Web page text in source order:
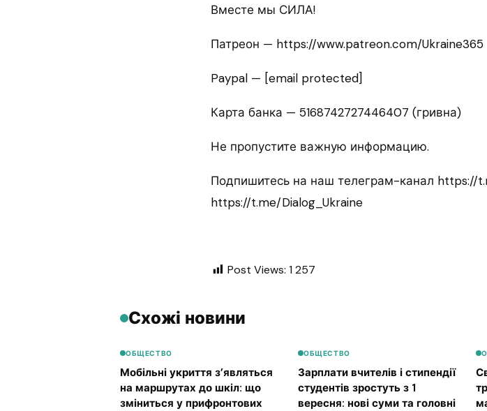
Вместе мы СИЛА!
Патреон — https://www.patreon.com/Ukraine365
Paypal — [email protected]
Карта банка — 5168742727446407 (гривна)
Не пропустите важную информацию.
Подпишитесь на наш телеграм-канал https://
https://t.me/Dialog_Ukraine
Post Views: 1 257
Схожі новини
ОБЩЕСТВО
Мобільні укриття з’являться
на маршрутах до шкіл: що
зміниться у прифронтових
ОБЩЕСТВО
Зарплати вчителів і стипендії
студентів зростуть з 1
вересня: нові суми та головні